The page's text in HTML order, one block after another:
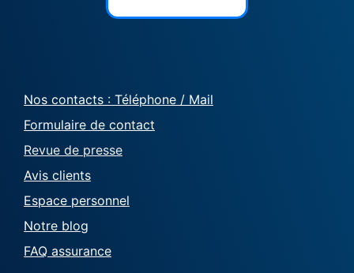
Nos contacts : Téléphone / Mail
Formulaire de contact
Revue de presse
Avis clients
Espace personnel
Notre blog
FAQ assurance